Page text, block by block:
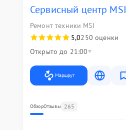
Сервисный центр MSI
Ремонт техники MSI
5,0250 оценки
Открыто до 21:00
Маршрут
ОбзорОтзывы 265